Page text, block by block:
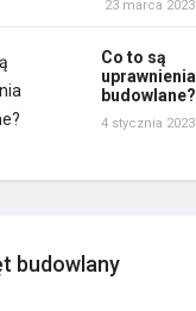
23 marca 2023
Co to są
uprawnienia
budowlane?
4 stycznia 2023
budowlany